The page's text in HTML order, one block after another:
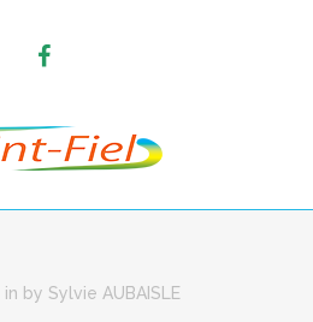
in by Sylvie AUBAISLE